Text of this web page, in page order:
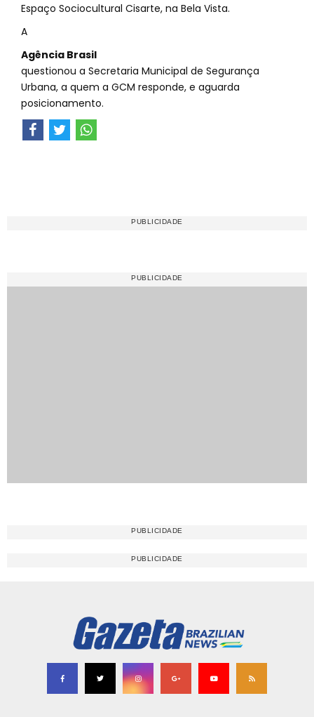
Espaço Sociocultural Cisarte, na Bela Vista.
A
Agência Brasil
questionou a Secretaria Municipal de Segurança
Urbana, a quem a GCM responde, e aguarda
posicionamento.